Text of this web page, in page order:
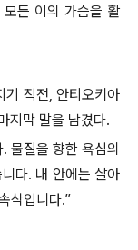
든 이의 가슴을 활
기 직전, 안티오키아
지막 말을 남겼다.
물질을 향한 욕심의
다. 내 안에는 살아
삭입니다.”